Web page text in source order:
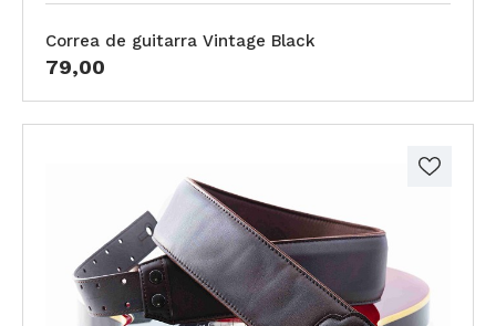
Correa de guitarra Vintage Black
79,00